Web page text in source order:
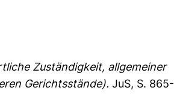
Zuständigkeit, allgemeiner
Gerichtsstände). JuS, S. 865-